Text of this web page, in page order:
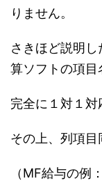
りません。
さきほど説明
算ソフトの項目
完全に１対１対
その上、列項目
（MF給与の例